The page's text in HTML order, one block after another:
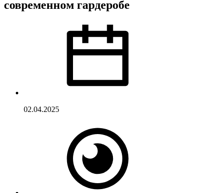
современном гардеробе
02.04.2025